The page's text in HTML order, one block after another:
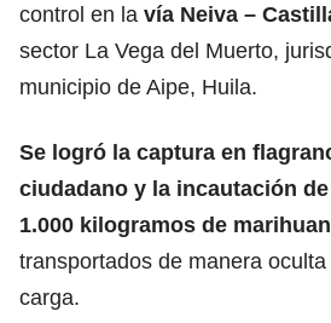
control en la vía Neiva –
sector La Vega del Muerto,
municipio de Aipe, Huila.
Se logró la captura en
ciudadano y la incautación
1.000 kilogramos de
transportados de manera
carga.